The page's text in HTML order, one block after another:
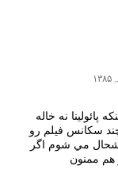
پائولينا نه خاله
سكانس فيلم رو
مي شوم اگر
ممنون